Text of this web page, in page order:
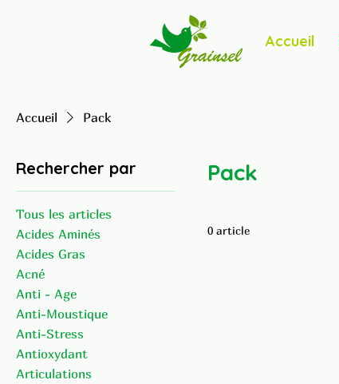
Accueil
Accueil Pack
Rechercher par
Tous les articles
Acides Aminés
Acides Gras
Acné
Anti - Age
Anti-Moustique
Anti-Stress
Antioxydant
Articulations
Pack
0 article